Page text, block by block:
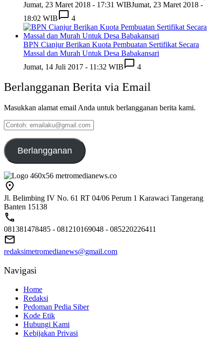
Jumat, 23 Maret 2018 - 17:31 WIBJumat, 23 Maret 2018 -
18:02 WIB
4
BPN Cianjur Berikan Kuota Pembuatan Sertifikat Secara
Massal dan Murah Untuk Desa Babakansari
Jumat, 14 Juli 2017 - 11:32 WIB
4
Berlangganan Berita via Email
Masukkan alamat email Anda untuk berlangganan berita kami.
Contoh:
emailaku@gmail.com
Berlangganan
Jl. Belimbing IV No. 61 RT 04/06 Perum 1 Karawaci Tangerang
Banten 15138
081381478485 - 081210169048 - 085220226411
redaksimetromedianews@gmail.com
Navigasi
Home
Redaksi
Pedoman Pedia Siber
Kode Etik
Hubungi Kami
Kebijakan Privasi